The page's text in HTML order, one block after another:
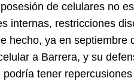
de celulares no
internas, restricciones
hecho, ya en septiembre
a Barrera, y su
tener